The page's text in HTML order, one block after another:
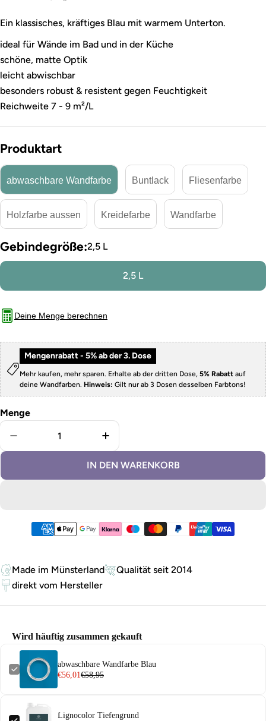
Ein klassisches, kräftiges Blau mit warmem Unterton.
ideal für Wände im Bad und in der Küche
schöne, matte Optik
leicht abwischbar
besonders robust & resistent gegen Feuchtigkeit
Reichweite 7 - 9 m²/L
Produktart
abwaschbare Wandfarbe Buntlack Fliesenfarbe
Holzfarbe aussen Kreidefarbe Wandfarbe
Gebindegröße:2,5 L
2,5 L
Deine Menge berechnen
Mengenrabatt - 5% ab der 3. Dose
Mehr kaufen, mehr sparen. Erhalte ab der dritten Dose, 5% Rabatt auf
deine Wandfarben. Hinweis: Gilt nur ab 3 Dosen desselben Farbtons!
Menge
Menge für abwaschbare Wandfarbe Blau verringern
Menge für abwaschbare
IN DEN WARENKORB
Zahlungsmethoden
Made im Münsterland
Qualität seit 2014
direkt vom Hersteller
Wird häuftig zusammen gekauft
abwaschbare Wandfarbe Blau
€56,01€58,95
Lignocolor Tiefengrund